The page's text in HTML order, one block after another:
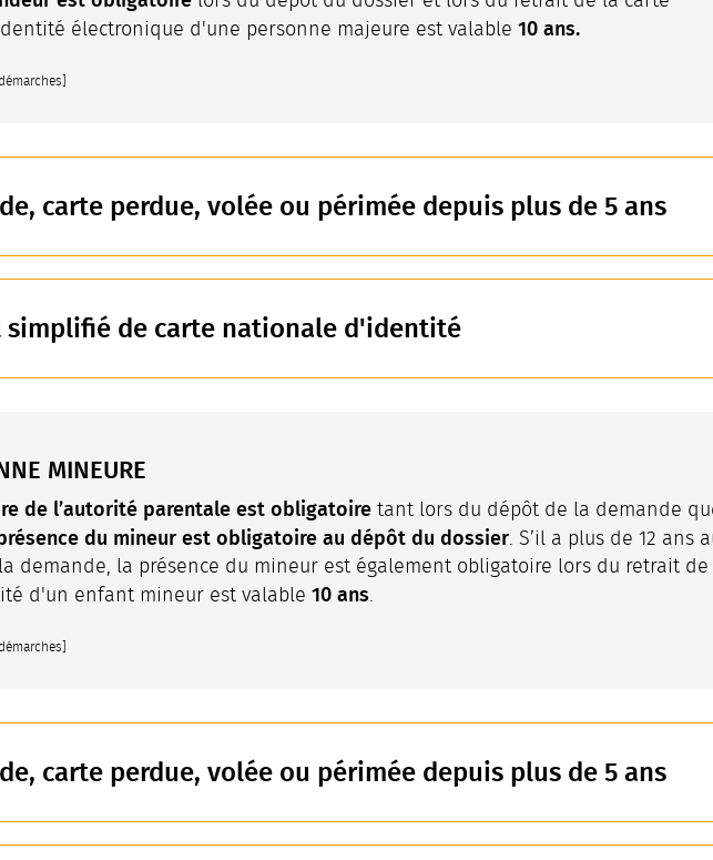
électronique d'une personne majeure est valable10 ans.
carte perdue, volée ou périmée depuis plus de 5 ans
simplifié de carte nationale d'identité
MINEURE
de l’autorité parentale est obligatoiretant lors du dépôt de la demande
du mineur est obligatoire au dépôt du dossier. S’il a plus de 12 ans
demande, la présence du mineur est également obligatoire lors du retrait de
d'un enfant mineur est valable10 ans.
carte perdue, volée ou périmée depuis plus de 5 ans